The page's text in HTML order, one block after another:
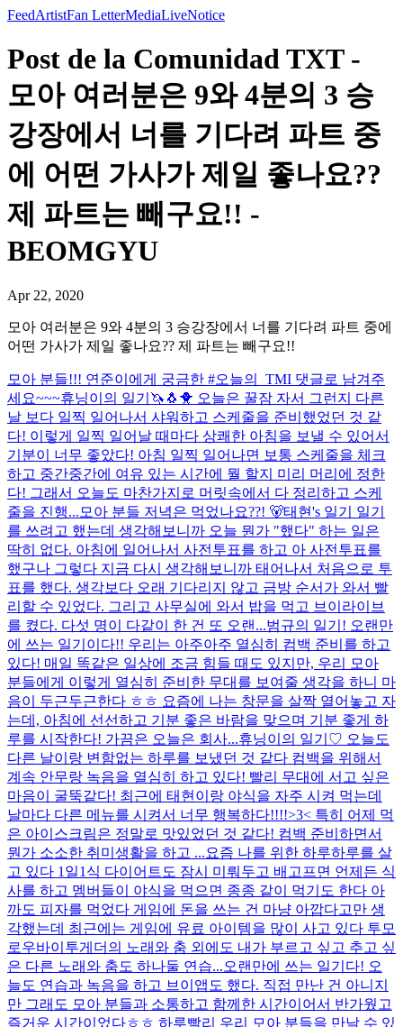
FeedArtistFan LetterMediaLiveNotice
Post de la Comunidad TXT -
모아 여러분은 9와 4분의 3 승
강장에서 너를 기다려 파트 중
에 어떤 가사가 제일 좋나요??
제 파트는 빼구요!! -
BEOMGYU
Apr 22, 2020
모아 여러분은 9와 4분의 3 승강장에서 너를 기다려 파트 중에
어떤 가사가 제일 좋나요?? 제 파트는 빼구요!!
모아 분들!!! 연준이에게 궁금한 #오늘의_TMI 댓글로 남겨주
세요~~~휴닝이의 일기🦄🐧🐥 오늘은 꿀잠 자서 그런지 다른
날 보다 일찍 일어나서 샤워하고 스케줄을 준비했었던 것 같
다! 이렇게 일찍 일어날 때마다 상쾌한 아침을 보낼 수 있어서
기분이 너무 좋았다! 아침 일찍 일어나면 보통 스케줄을 체크
하고 중간중간에 여유 있는 시간에 뭘 할지 미리 머리에 정한
다! 그래서 오늘도 마찬가지로 머릿속에서 다 정리하고 스케
줄을 진행... 모아 분들 저녁은 먹었나요??! 🐻태현's 일기 일기
를 쓰려고 했는데 생각해보니까 오늘 뭔가 "했다" 하는 일은
딱히 없다. 아침에 일어나서 사전투표를 하고 아 사전투표를
했구나 그렇다 지금 다시 생각해보니까 태어나서 처음으로 투
표를 했다. 생각보다 오래 기다리지 않고 금방 순서가 와서 빨
리할 수 있었다. 그리고 사무실에 와서 밥을 먹고 브이라이브
를 켰다. 다섯 명이 다같이 한 건 또 오랜...범규의 일기! 오랜만
에 쓰는 일기이다!! 우리는 아주아주 열심히 컴백 준비를 하고
있다! 매일 똑같은 일상에 조금 힘들 때도 있지만, 우리 모아
분들에게 이렇게 열심히 준비한 무대를 보여줄 생각을 하니 마
음이 두근두근한다 ㅎㅎ 요즘에 나는 창문을 살짝 열어놓고 자
는데, 아침에 선선하고 기분 좋은 바람을 맞으며 기분 좋게 하
루를 시작한다! 가끔은 오늘은 회사...휴닝이의 일기♡ 오늘도
다른 날이랑 변함없는 하루를 보냈던 것 같다 컴백을 위해서
계속 안무랑 녹음을 열심히 하고 있다! 빨리 무대에 서고 싶은
마음이 굴뚝같다! 최근에 태현이랑 야식을 자주 시켜 먹는데
날마다 다른 메뉴를 시켜서 너무 행복하다!!!!>3< 특히 어제 먹
은 아이스크림은 정말로 맛있었던 것 같다! 컴백 준비하면서
뭔가 소소한 취미생활을 하고 ...요즘 나를 위한 하루하루를 살
고 있다 1일1식 다이어트도 잠시 미뤄두고 배고프면 언제든 식
사를 하고 멤버들이 야식을 먹으면 종종 같이 먹기도 한다 아
까도 피자를 먹었다 게임에 돈을 쓰는 건 마냥 아깝다고만 생
각했는데 최근에는 게임에 유료 아이템을 많이 사고 있다 투모
로우바이투게더의 노래와 춤 외에도 내가 부르고 싶고 추고 싶
은 다른 노래와 춤도 하나둘 연습...오랜만에 쓰는 일기다! 오
늘도 연습과 녹음을 하고 브이앱도 했다. 직접 만난 건 아니지
만 그래도 모아 분들과 소통하고 함께한 시간이어서 반가웠고
즐거운 시간이었다ㅎㅎ 하루빨리 우리 모아 분들을 만날 수 있